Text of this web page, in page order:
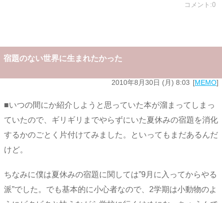
コメント:0
宿題のない世界に生まれたかった
2010年8月30日 (月) 8:03 MEMO
■いつの間にか紹介しようと思っていた本が溜まってしまっ
ていたので、ギリギリまでやらずにいた夏休みの宿題を消化
するかのごとく片付けてみました。といってもまだあるんだ
けど。
ちなみに僕は夏休みの宿題に関しては”9月に入ってからやる
派”でした。でも基本的に小心者なので、2学期は小動物のよ